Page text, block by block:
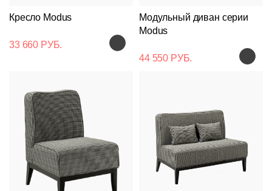
Кресло Modus
33 660 РУБ.
Модульный диван серии
Modus
44 550 РУБ.